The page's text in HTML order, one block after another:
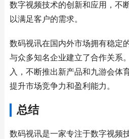
数字视频技术的创新和应用，不
以满足客户的需求。
数码视讯在国内外市场拥有稳定
与众多知名企业建立了合作关系
入，不断推出新产品和九游会体
提升市场竞争力和盈利能力。
总结
数码视讯是一家专注于数字视频